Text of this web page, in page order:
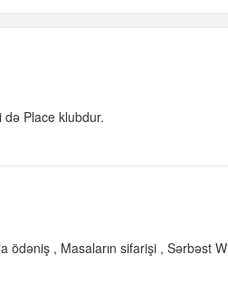
də Place klubdur.
ödəniş Masaların sifarişi Sərbəst